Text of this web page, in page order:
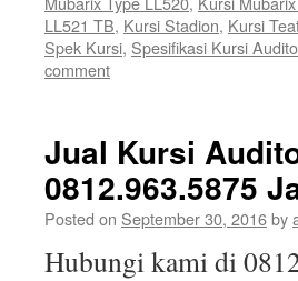
LL521 TB, Kursi Stadion, Kursi
Spek Kursi, Spesifikasi Kursi
comment
Jual Kursi
0812.963.5875
Posted on September 30, 2016by
Hubungi kami di